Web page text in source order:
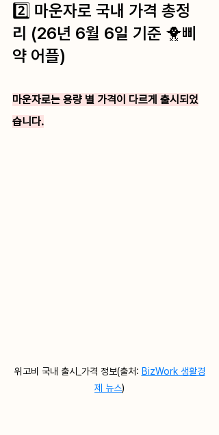
2️⃣ 마운자로 국내 가격 총정
리 (26년 6월 6일 기준 🐥삐
약 어플)
마운자로는 용량 별 가격이 다르게 출시되었
습니다.
위고비 국내 출시_가격 정보(출처: BizWork 생활경
제 뉴스)